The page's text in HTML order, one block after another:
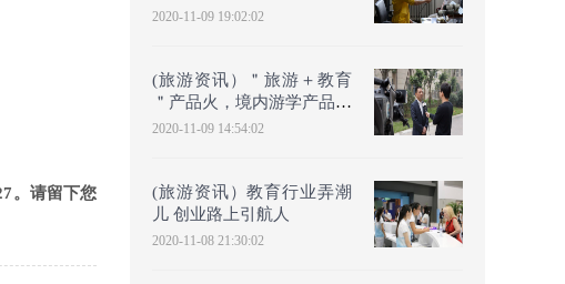
。请留下您
美签证受限风险
2020-11-09 19:02:02
(旅游资讯）＂旅游＋教育
＂产品火，境内游学产品人
均消费为2300元
2020-11-09 14:54:02
(旅游资讯）教育行业弄潮
儿 创业路上引航人
2020-11-08 21:30:02